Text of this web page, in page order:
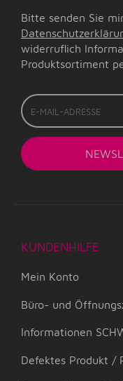
Bitte senden Sie
widerruflich
Produktsortiment
E-
Mail-
Adresse
KUNDENHILFE
Mein Konto
Büro- und
Informationen
Defektes Produkt /